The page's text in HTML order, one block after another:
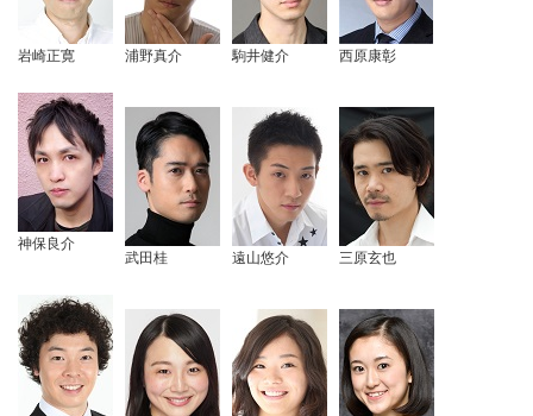
岩崎正寛 浦野真介 駒井健介 西原康彰
神保良介
武田桂
遠山悠介 三原玄也